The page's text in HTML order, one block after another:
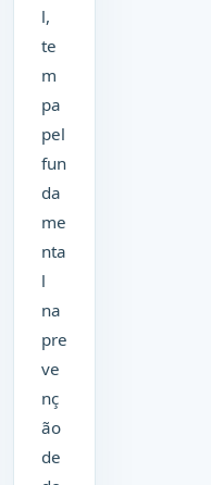
l,
te
m
pa
pel
fun
da
me
nta
l
na
pre
ve
nç
ão
de